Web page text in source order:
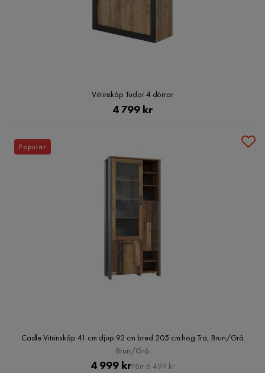
Vitrinskåp Tudor 4 dörrar
Pris
4 799 kr
Cadle Vitrinskåp 41 cm djup 92 cm bred 205 cm hög Trä, Brun/Grå
Brun/Grå
Pris
4 999 krOriginal
Förr 6 499 kr
Populär